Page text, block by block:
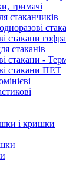
тримачі
стаканчиків
стакани гофра
стаканів
стакани -
стакани ПЕТ
і кришки